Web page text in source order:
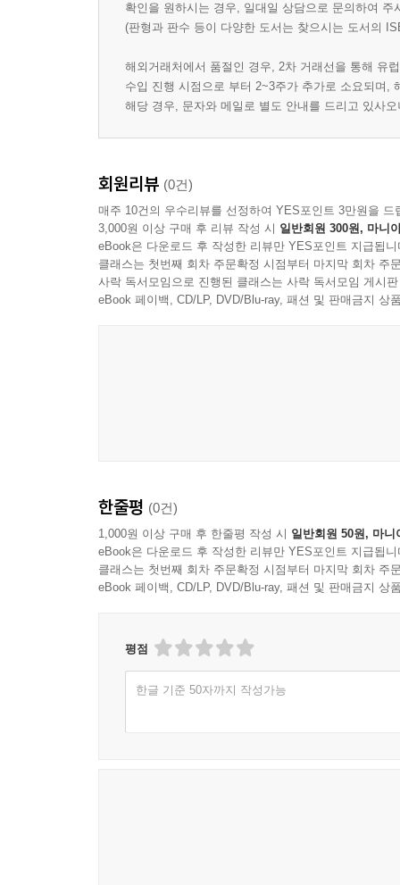
확인을 원하시는 경우, 일대일 상담으로 문의하여 주
(판형과 판수 등이 다양한 도서는 찾으시는 도서의
해외거래처에서 품절인 경우, 2차 거래선을 통해 유
수입 진행 시점으로 부터 2~3주가 추가로 소요되며,
해당 경우, 문자와 메일로 별도 안내를 드리고 있사
회원리뷰 (0건)
매주 10건의 우수리뷰를 선정하여 YES포인트 3만원을 드
3,000원 이상 구매 후 리뷰 작성 시 일반회원 300원, 마니
eBook은 다운로드 후 작성한 리뷰만 YES포인트 지급됩니
클래스는 첫번째 회차 주문확정 시점부터 마지막 회차 주
사락 독서모임으로 진행된 클래스는 사락 독서모임 게시
eBook 페이백, CD/LP, DVD/Blu-ray, 패션 및 판매금지 상
한줄평 (0건)
1,000원 이상 구매 후 한줄평 작성 시 일반회원 50원, 마니
eBook은 다운로드 후 작성한 리뷰만 YES포인트 지급됩니
클래스는 첫번째 회차 주문확정 시점부터 마지막 회차 주
eBook 페이백, CD/LP, DVD/Blu-ray, 패션 및 판매금지 상
평점
한글 기준 50자까지 작성가능